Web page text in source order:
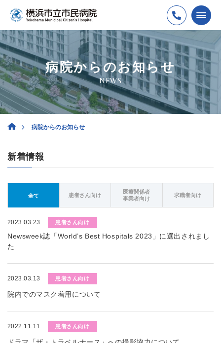
病院からのお知らせ
NEWS
病院からのお知らせ
新着情報
全て 患者さん向け
医療関係者
事業者向け
求職者向け
2023.03.23 患者さん向け
Newsweek誌「World’s Best Hospitals 2023」に選出されまし
た
2023.03.13 患者さん向け
院内でのマスク着用について
2022.11.11 患者さん向け